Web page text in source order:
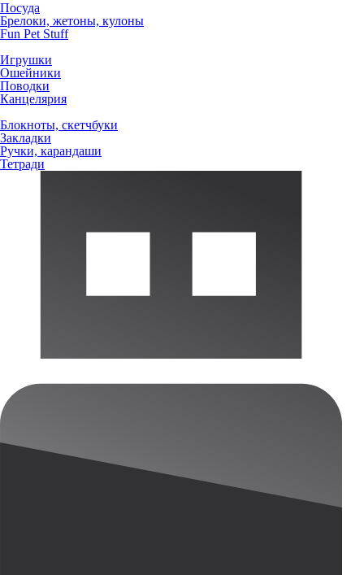
Посуда
Брелоки, жетоны, кулоны
Fun Pet Stuff
Игрушки
Ошейники
Поводки
Канцелярия
Блокноты, скетчбуки
Закладки
Ручки, карандаши
Тетради